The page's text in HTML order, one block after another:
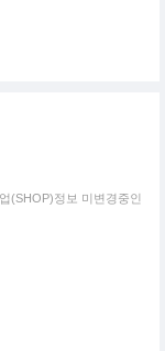
(SHOP)정보 미변경중인